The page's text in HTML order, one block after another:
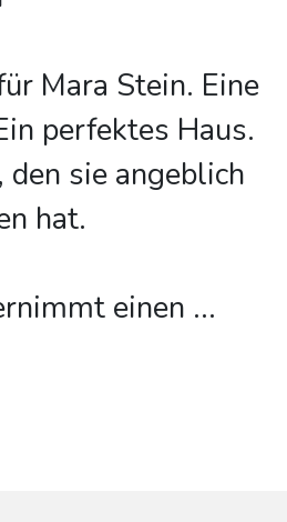
Mara Stein. Eine
perfektes Haus.
den sie angeblich
hat.
einen ...